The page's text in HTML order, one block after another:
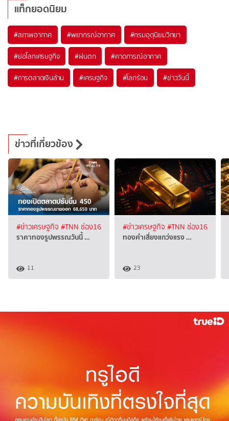
แท็กยอดนิยม
#สภาพอากาศ #พยากรณ์อากาศ #กรมอุตุนิยมวิทยา
#ย่อโลกเศรษฐกิจ #ฝนตก #คาดการณ์อากาศ
#การตลาดเงินล้าน #เศรษฐกิจ #โลกร้อน #ข่าววันนี้
ข่าวที่เกี่ยวข้อง
#ข่าวเศรษฐกิจ #TNN ช่อง16
ราคาทองรูปพรรณวันนี้ …
11
#ข่าวเศรษฐกิจ #TNN ช่อง16
ทองคำเสี่ยงแกว่งแรง …
23